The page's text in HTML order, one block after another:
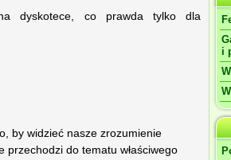
dyskotece, co prawda tylko dla
by widzieć nasze zrozumienie
przechodzi do tematu właściwego
i